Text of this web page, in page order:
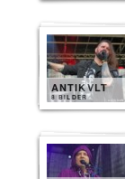
ANTIKVLT
8 BILDER